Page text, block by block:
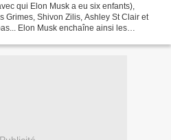
qui Elon Musk a eu six enfants),
Grimes, Shivon Zilis, Ashley St Clair et
Elon Musk enchaîne ainsi les